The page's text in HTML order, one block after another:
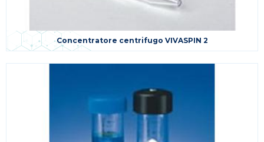
Concentratore centrifugo VIVASPIN 2